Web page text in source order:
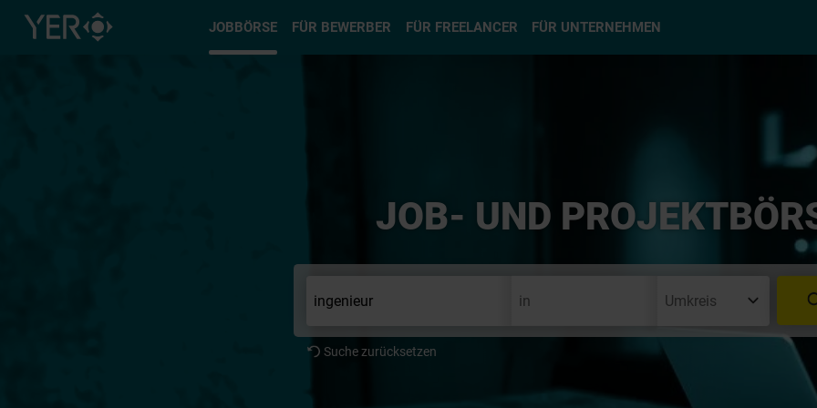
JOBBÖRSE FÜR BEWERBER FÜR FREELANCER FÜR UNTERNEHMEN
Typ auswählen
JOB- UND
Suche zurücksetzen